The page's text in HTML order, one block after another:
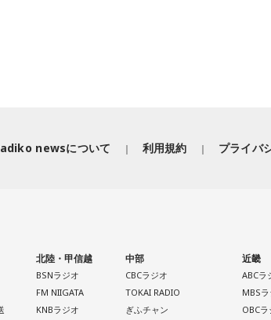
newsについて 利用規約 プライバ
北陸・甲信越
BSNラジオ
FM NIIGATA
KNBラジオ
中部
CBCラジオ
TOKAI RADIO
ぎふチャン
近畿
ABCラ
MBS
OBC